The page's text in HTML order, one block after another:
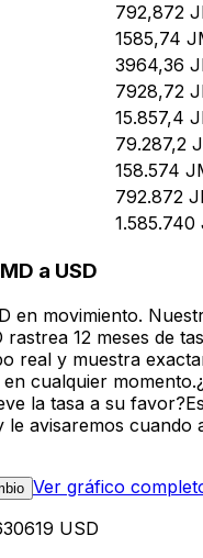
792,872
1585,74
3964,36
7928,72
15.857,4
79.287,2
158.574
792.872
1.585.740
a USD
en movimiento.
12 meses de
real y muestra
cualquier
la tasa a su
le avisaremos cuando
Ver gráfico
USD